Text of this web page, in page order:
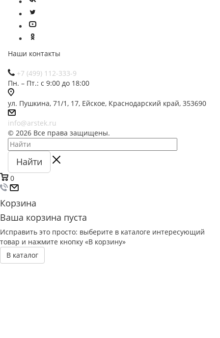
Наши контакты
+7 (499) 112-333-9
Пн. – Пт.: с 9:00 до 18:00
ул. Пушкина, 71/1, 17, Ейское, Краснодарский край, 353690
info@arstek.ru
© 2026 Все права защищены.
Найти
0
Корзина
Ваша корзина пуста
Исправить это просто: выберите в каталоге интересующий
товар и нажмите кнопку «В корзину»
В каталог